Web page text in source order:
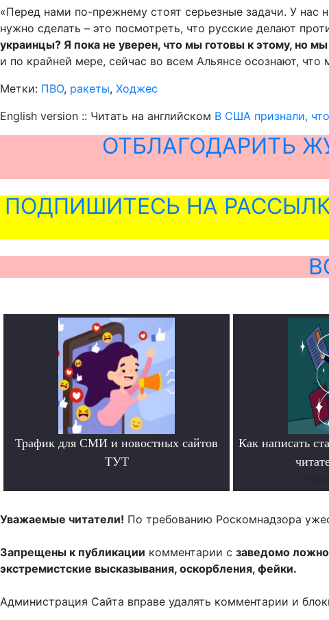
«Перед нами по-прежнему стоят серьезные задачи. У нас
нужно сделать – это посмотреть, что русские делают
украинцы? Я пока не уверен, что мы готовы к этому, но
и по крайней мере, сейчас во всем Альянсе осознают,
Метки: ПВО, ракеты, Ходжес
English version :: Читать на английском В США признали,
ОТБЛАГОДАРИТЬ
ПОДПИШИТЕСЬ НА
Трафик для СМИ и новостных сайтов
ТУТ
Как написать
Уважаемые читатели! По требованию Роскомнадзора
Запрещены к публикации комментарии с заведомо
экстремистские высказывания, оскорбления, фейки.
Администрация Сайта вправе удалять комментарии и